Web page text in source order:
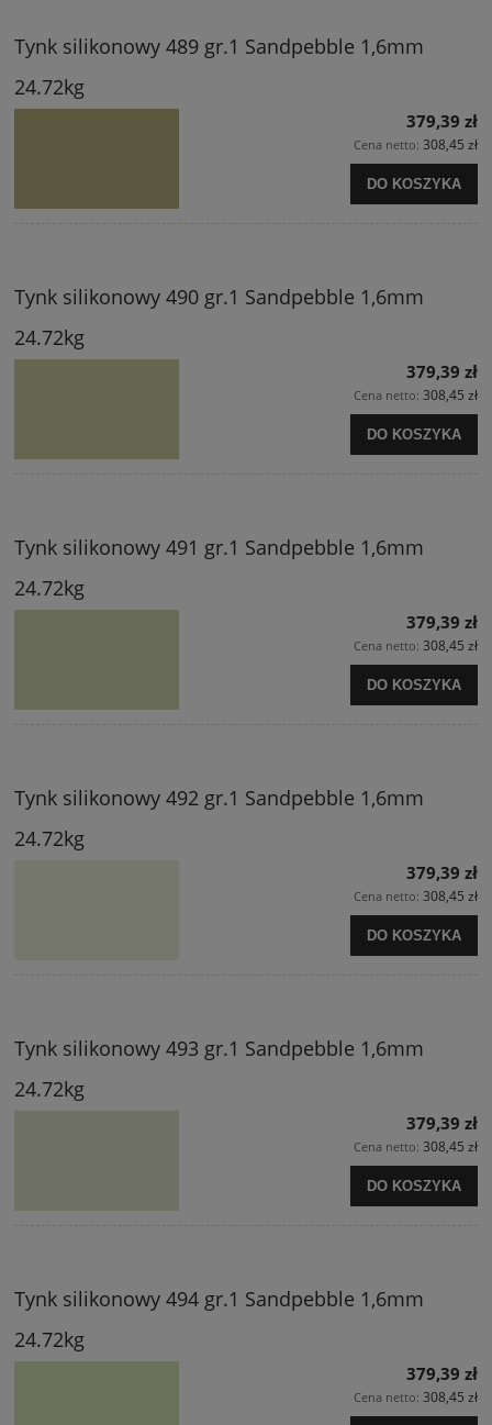
Tynk silikonowy 489 gr.1 Sandpebble 1,6mm
24.72kg
379,39 zł
Cena netto: 308,45 zł
DO KOSZYKA
Tynk silikonowy 490 gr.1 Sandpebble 1,6mm
24.72kg
379,39 zł
Cena netto: 308,45 zł
DO KOSZYKA
Tynk silikonowy 491 gr.1 Sandpebble 1,6mm
24.72kg
379,39 zł
Cena netto: 308,45 zł
DO KOSZYKA
Tynk silikonowy 492 gr.1 Sandpebble 1,6mm
24.72kg
379,39 zł
Cena netto: 308,45 zł
DO KOSZYKA
Tynk silikonowy 493 gr.1 Sandpebble 1,6mm
24.72kg
379,39 zł
Cena netto: 308,45 zł
DO KOSZYKA
Tynk silikonowy 494 gr.1 Sandpebble 1,6mm
24.72kg
379,39 zł
Cena netto: 308,45 zł